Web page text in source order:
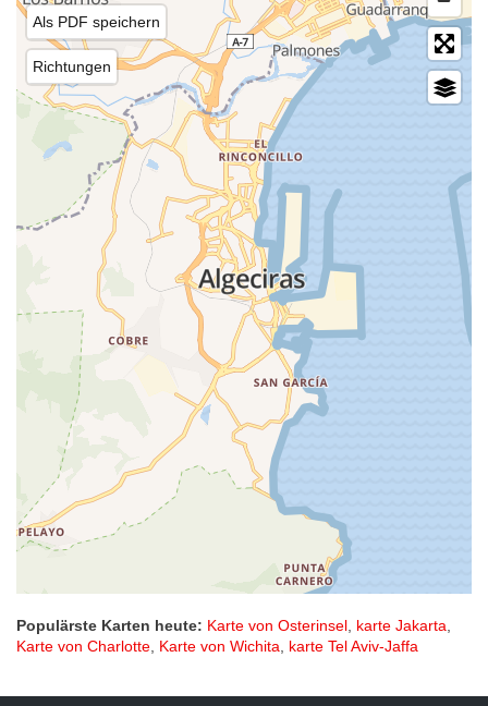
Als PDF speichern
Richtungen
Populärste Karten heute: Karte von Osterinsel, karte Jakarta,
Karte von Charlotte, Karte von Wichita, karte Tel Aviv-Jaffa